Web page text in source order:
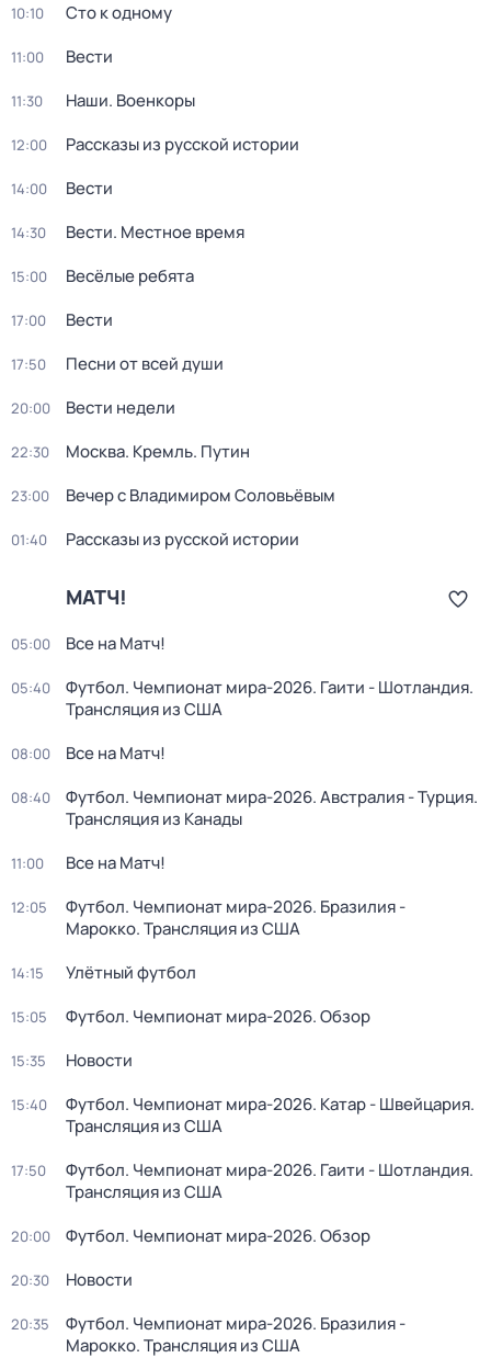
10:10 Сто к одному
11:00 Вести
11:30 Наши. Военкоры
12:00 Рассказы из русской истории
14:00 Вести
14:30 Вести. Местное время
15:00 Весёлые ребята
17:00 Вести
17:50 Песни от всей души
20:00 Вести недели
22:30 Москва. Кремль. Путин
23:00 Вечер с Владимиром Соловьёвым
01:40 Рассказы из русской истории
МАТЧ!
05:00 Все на Матч!
05:40
Футбол. Чемпионат мира-2026. Гаити - Шотландия.
Трансляция из США
08:00 Все на Матч!
08:40
Футбол. Чемпионат мира-2026. Австралия - Турция.
Трансляция из Канады
11:00 Все на Матч!
12:05
Футбол. Чемпионат мира-2026. Бразилия -
Марокко. Трансляция из США
14:15 Улётный футбол
15:05 Футбол. Чемпионат мира-2026. Обзор
15:35 Новости
15:40
Футбол. Чемпионат мира-2026. Катар - Швейцария.
Трансляция из США
17:50
Футбол. Чемпионат мира-2026. Гаити - Шотландия.
Трансляция из США
20:00 Футбол. Чемпионат мира-2026. Обзор
20:30 Новости
20:35
Футбол. Чемпионат мира-2026. Бразилия -
Марокко. Трансляция из США